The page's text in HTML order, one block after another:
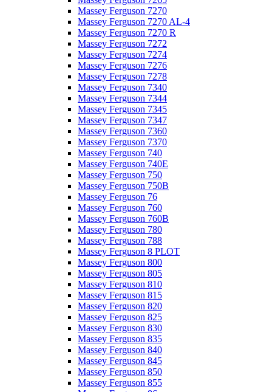
Massey Ferguson 7270
Massey Ferguson 7270 AL-4
Massey Ferguson 7270 R
Massey Ferguson 7272
Massey Ferguson 7274
Massey Ferguson 7276
Massey Ferguson 7278
Massey Ferguson 7340
Massey Ferguson 7344
Massey Ferguson 7345
Massey Ferguson 7347
Massey Ferguson 7360
Massey Ferguson 7370
Massey Ferguson 740
Massey Ferguson 740E
Massey Ferguson 750
Massey Ferguson 750B
Massey Ferguson 76
Massey Ferguson 760
Massey Ferguson 760B
Massey Ferguson 780
Massey Ferguson 788
Massey Ferguson 8 PLOT
Massey Ferguson 800
Massey Ferguson 805
Massey Ferguson 810
Massey Ferguson 815
Massey Ferguson 820
Massey Ferguson 825
Massey Ferguson 830
Massey Ferguson 835
Massey Ferguson 840
Massey Ferguson 845
Massey Ferguson 850
Massey Ferguson 855